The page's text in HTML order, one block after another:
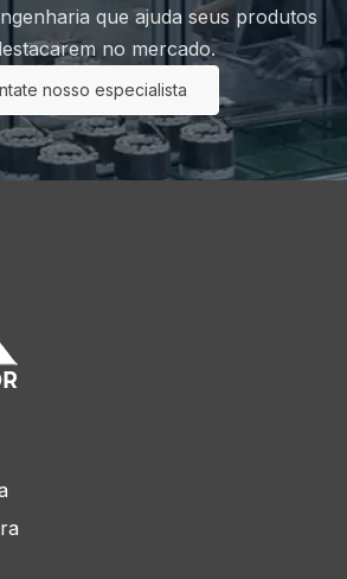
que ajuda seus produtos
no mercado.
nosso especialista